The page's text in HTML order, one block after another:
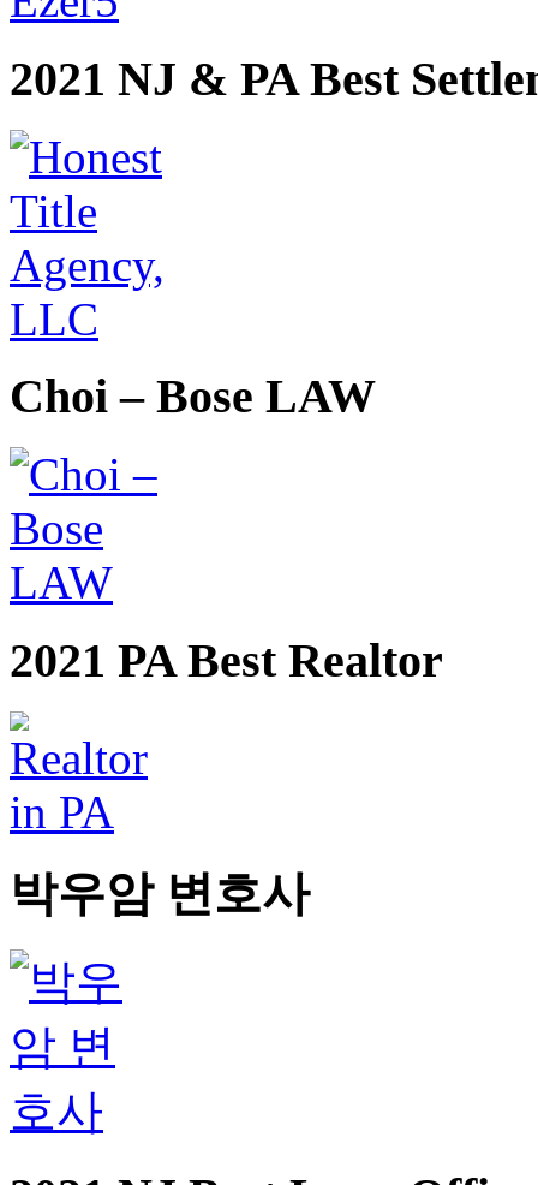
2021 NJ & PA Best
Choi – Bose LAW
2021 PA Best Realtor
박우암 변호사